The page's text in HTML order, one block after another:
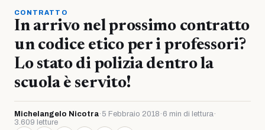
CONTRATTO
In arrivo nel prossimo contratto
un codice etico per i professori?
Lo stato di polizia dentro la
scuola è servito!
Michelangelo Nicotra· 5 Febbraio 2018 · 6 min di lettura·
3.609 letture